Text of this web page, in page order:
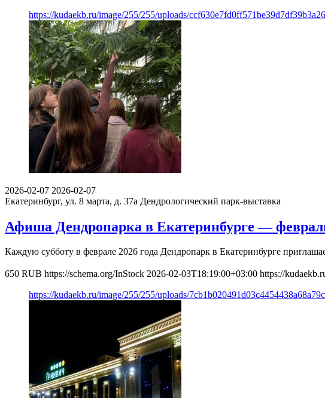
https://kudaekb.ru/image/255/255/uploads/
2026-02-07 2026-02-07
Екатеринбург, ул. 8 марта, д. 37а Дендрологический парк-выставка
Афиша Дендропарка в Екатеринбурге —
Каждую субботу в феврале 2026 года Дендропарк в Екатеринбурге
650 RUB https://schema.org/InStock 2026-02-03T18:19:00+03:00 https://
https://kudaekb.ru/image/255/255/uploads/